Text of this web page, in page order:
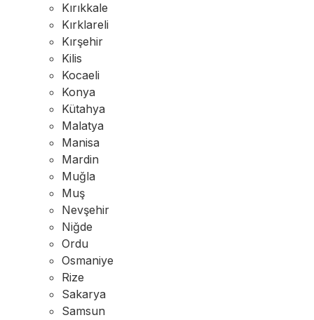
Kırıkkale
Kırklareli
Kırşehir
Kilis
Kocaeli
Konya
Kütahya
Malatya
Manisa
Mardin
Muğla
Muş
Nevşehir
Niğde
Ordu
Osmaniye
Rize
Sakarya
Samsun